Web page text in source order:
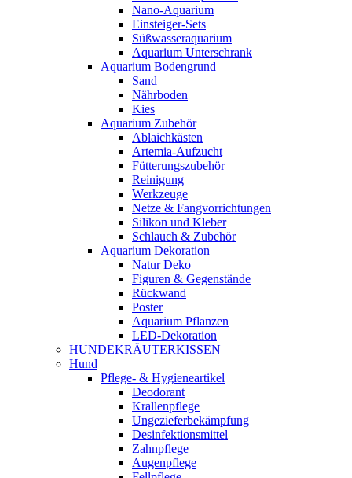
Nano-Aquarium
Einsteiger-Sets
Süßwasseraquarium
Aquarium Unterschrank
Aquarium Bodengrund
Sand
Nährboden
Kies
Aquarium Zubehör
Ablaichkästen
Artemia-Aufzucht
Fütterungszubehör
Reinigung
Werkzeuge
Netze & Fangvorrichtungen
Silikon und Kleber
Schlauch & Zubehör
Aquarium Dekoration
Natur Deko
Figuren & Gegenstände
Rückwand
Poster
Aquarium Pflanzen
LED-Dekoration
HUNDEKRÄUTERKISSEN
Hund
Pflege- & Hygieneartikel
Deodorant
Krallenpflege
Ungezieferbekämpfung
Desinfektionsmittel
Zahnpflege
Augenpflege